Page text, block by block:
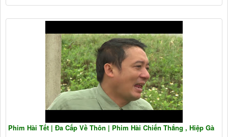
Phim Hài Tết | Đa Cấp Về Thôn | Phim Hài Chiến Thắng , Hiệp Gà